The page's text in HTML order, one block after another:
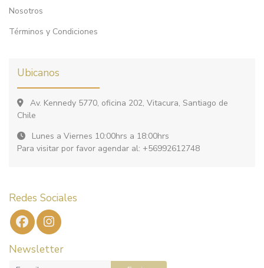
Nosotros
Términos y Condiciones
Ubicanos
Av. Kennedy 5770, oficina 202, Vitacura, Santiago de
Chile
Lunes a Viernes 10:00hrs a 18:00hrs
Para visitar por favor agendar al: +56992612748
Redes Sociales
Newsletter